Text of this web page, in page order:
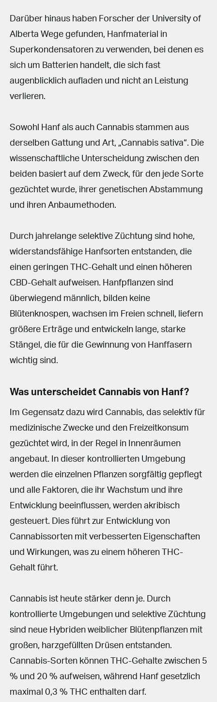
Darüber hinaus haben Forscher der University of
Alberta Wege gefunden, Hanfmaterial in
Superkondensatoren zu verwenden, bei denen es
sich um Batterien handelt, die sich fast
augenblicklich aufladen und nicht an Leistung
verlieren.
Sowohl Hanf als auch Cannabis stammen aus
derselben Gattung und Art, „Cannabis sativa“. Die
wissenschaftliche Unterscheidung zwischen den
beiden basiert auf dem Zweck, für den jede Sorte
gezüchtet wurde, ihrer genetischen Abstammung
und ihren Anbaumethoden.
Durch jahrelange selektive Züchtung sind hohe,
widerstandsfähige Hanfsorten entstanden, die
einen geringen THC-Gehalt und einen höheren
CBD-Gehalt aufweisen. Hanfpflanzen sind
überwiegend männlich, bilden keine
Blütenknospen, wachsen im Freien schnell, liefern
größere Erträge und entwickeln lange, starke
Stängel, die für die Gewinnung von Hanffasern
wichtig sind.
Was unterscheidet Cannabis von Hanf?
Im Gegensatz dazu wird Cannabis, das selektiv für
medizinische Zwecke und den Freizeitkonsum
gezüchtet wird, in der Regel in Innenräumen
angebaut. In dieser kontrollierten Umgebung
werden die einzelnen Pflanzen sorgfältig gepflegt
und alle Faktoren, die ihr Wachstum und ihre
Entwicklung beeinflussen, werden akribisch
gesteuert. Dies führt zur Entwicklung von
Cannabissorten mit verbesserten Eigenschaften
und Wirkungen, was zu einem höheren THC-
Gehalt führt.
Cannabis ist heute stärker denn je. Durch
kontrollierte Umgebungen und selektive Züchtung
sind neue Hybriden weiblicher Blütenpflanzen mit
großen, harzgefüllten Drüsen entstanden.
Cannabis-Sorten können THC-Gehalte zwischen 5
% und 20 % aufweisen, während Hanf gesetzlich
maximal 0,3 % THC enthalten darf.